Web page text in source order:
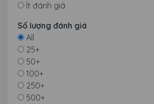
Ít đánh giá
Số lượng đánh giá
All
25+
50+
100+
250+
500+